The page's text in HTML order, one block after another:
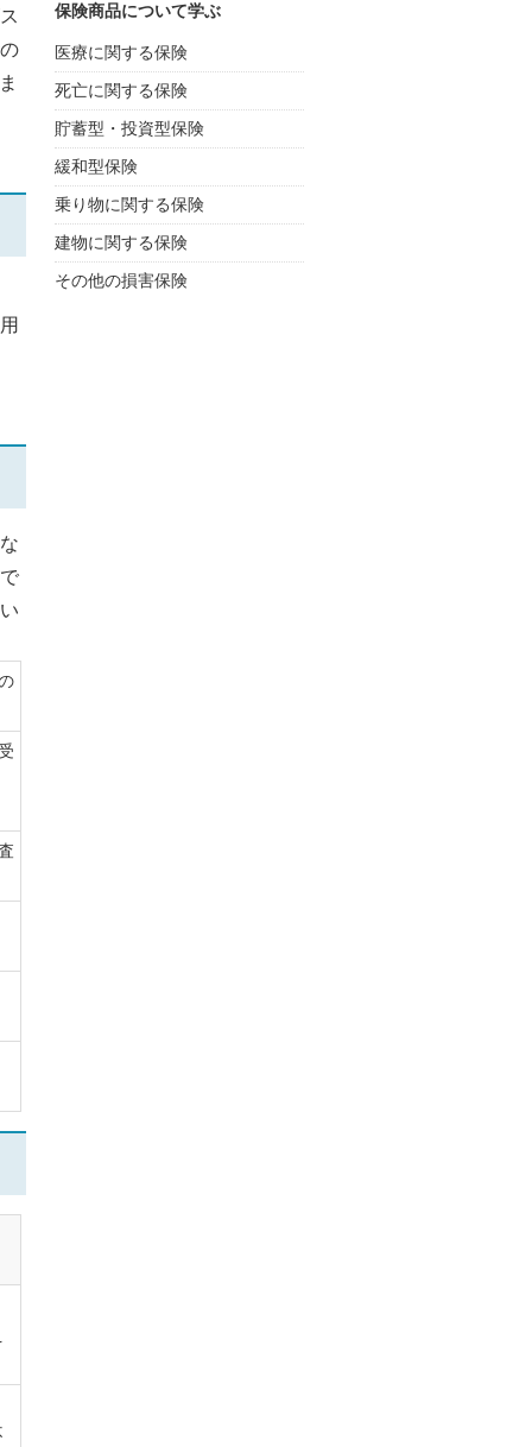
保険商品について学ぶ
医療に関する保険
死亡に関する保険
貯蓄型・投資型保険
緩和型保険
乗り物に関する保険
建物に関する保険
その他の損害保険